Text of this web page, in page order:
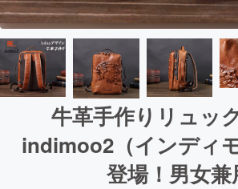
牛革手作りリュッ
indimoo2（インディ
登場！男女兼